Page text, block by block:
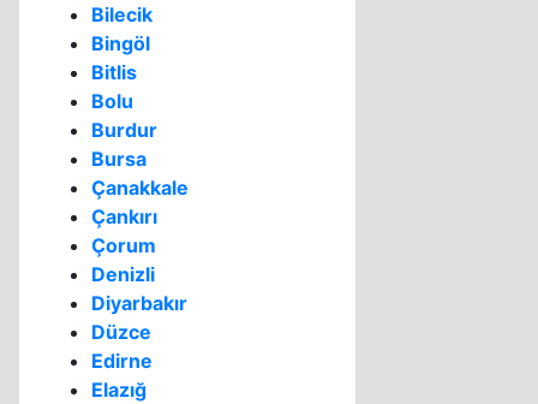
Bilecik
Bingöl
Bitlis
Bolu
Burdur
Bursa
Çanakkale
Çankırı
Çorum
Denizli
Diyarbakır
Düzce
Edirne
Elazığ